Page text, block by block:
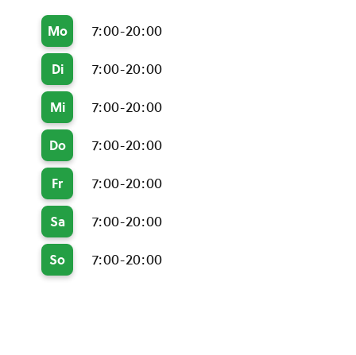
Mo 7:00-20:00
Di 7:00-20:00
Mi 7:00-20:00
Do 7:00-20:00
Fr 7:00-20:00
Sa 7:00-20:00
So 7:00-20:00